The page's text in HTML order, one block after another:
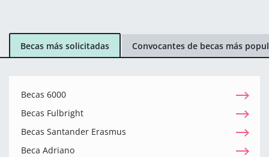
Becas más solicitadas Convocantes de becas más
Becas 6000
Becas Fulbright
Becas Santander Erasmus
Beca Adriano